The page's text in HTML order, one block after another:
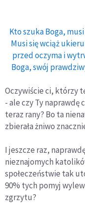
Kto szuka Boga,
Musi się wciąż
przed oczyma i
Boga, swój
Oczywiście ci, którzy
- ale czy Ty naprawdę
teraz rany? Bo ta
zbierała żniwo
I jeszcze raz,
nieznajomych
społeczeństwie tak
90% tych pomyj
zgrzytu?